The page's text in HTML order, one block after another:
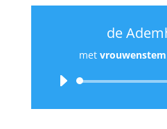
de
metvrouwenstem